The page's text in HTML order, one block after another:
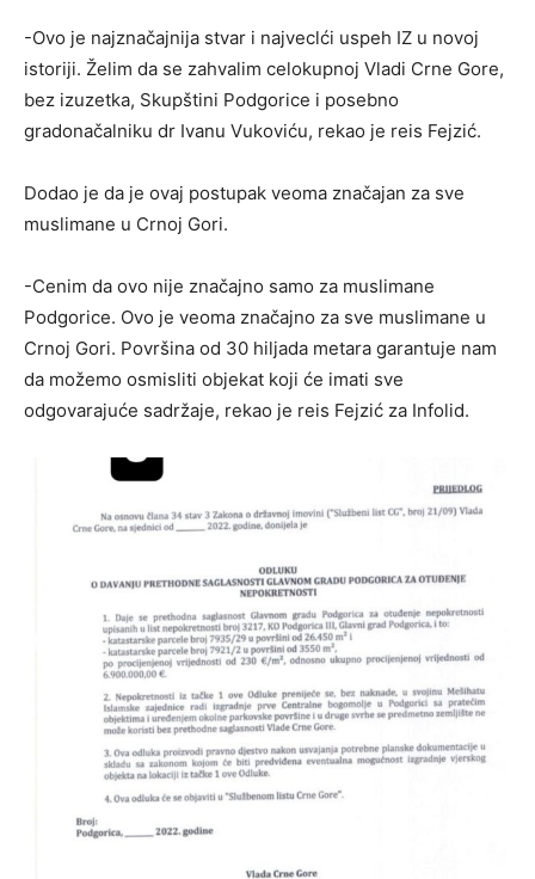
-Ovo je najznačajnija stvar i najveclći uspeh IZ u novoj
istoriji. Želim da se zahvalim celokupnoj Vladi Crne Gore,
bez izuzetka, Skupštini Podgorice i posebno
gradonačalniku dr Ivanu Vukoviću, rekao je reis Fejzić.
Dodao je da je ovaj postupak veoma značajan za sve
muslimane u Crnoj Gori.
-Cenim da ovo nije značajno samo za muslimane
Podgorice. Ovo je veoma značajno za sve muslimane u
Crnoj Gori. Površina od 30 hiljada metara garantuje nam
da možemo osmisliti objekat koji će imati sve
odgovarajuće sadržaje, rekao je reis Fejzić za Infolid.